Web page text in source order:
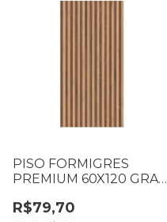
PISO FORMIGRES
PREMIUM 60X120 GRAN
(B1 T040 L040)
R$79,70